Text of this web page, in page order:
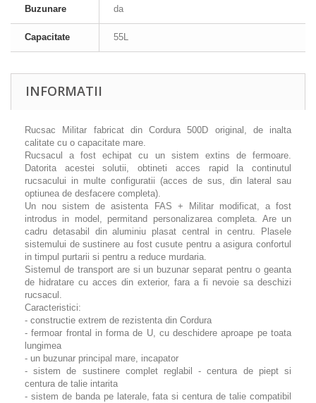
Buzunare da
Capacitate 55L
INFORMATII
Rucsac Militar fabricat din Cordura 500D original, de inalta
calitate cu o capacitate mare.
Rucsacul a fost echipat cu un sistem extins de fermoare.
Datorita acestei solutii, obtineti acces rapid la continutul
rucsacului in multe configuratii (acces de sus, din lateral sau
optiunea de desfacere completa).
Un nou sistem de asistenta FAS + Militar modificat, a fost
introdus in model, permitand personalizarea completa. Are un
cadru detasabil din aluminiu plasat central in centru. Plasele
sistemului de sustinere au fost cusute pentru a asigura confortul
in timpul purtarii si pentru a reduce murdaria.
Sistemul de transport are si un buzunar separat pentru o geanta
de hidratare cu acces din exterior, fara a fi nevoie sa deschizi
rucsacul.
Caracteristici:
- constructie extrem de rezistenta din Cordura
- fermoar frontal in forma de U, cu deschidere aproape pe toata
lungimea
- un buzunar principal mare, incapator
- sistem de sustinere complet reglabil - centura de piept si
centura de talie intarita
- sistem de banda pe laterale, fata si centura de talie compatibil